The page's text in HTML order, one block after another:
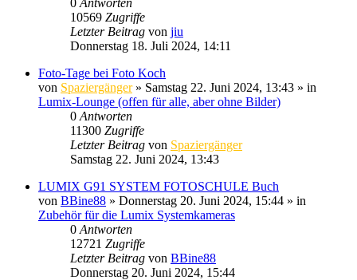
10569 Zugriffe
Letzter Beitrag von jiu
Donnerstag 18. Juli 2024, 14:11
Foto-Tage bei Foto Koch
von Spaziergänger» Samstag 22. Juni 2024, 13:43 » in
Lumix-Lounge (offen für alle, aber ohne Bilder)
0 Antworten
11300 Zugriffe
Letzter Beitrag von Spaziergänger
Samstag 22. Juni 2024, 13:43
LUMIX G91 SYSTEM FOTOSCHULE Buch
von BBine88 » Donnerstag 20. Juni 2024, 15:44 » in
Zubehör für die Lumix Systemkameras
0 Antworten
12721 Zugriffe
Letzter Beitrag von BBine88
Donnerstag 20. Juni 2024, 15:44